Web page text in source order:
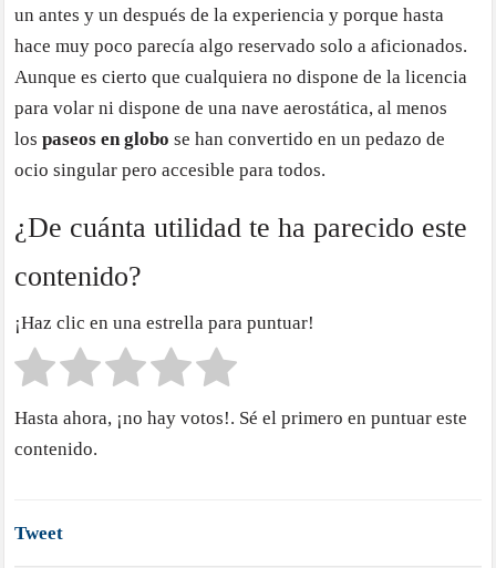
un antes y un después de la experiencia y porque hasta
hace muy poco parecía algo reservado solo a aficionados.
Aunque es cierto que cualquiera no dispone de la licencia
para volar ni dispone de una nave aerostática, al menos
lospaseos en globo se han convertido en un pedazo de
ocio singular pero accesible para todos.
¿De cuánta utilidad te ha parecido este
contenido?
¡Haz clic en una estrella para puntuar!
Hasta ahora, ¡no hay votos!. Sé el primero en puntuar este
contenido.
Tweet